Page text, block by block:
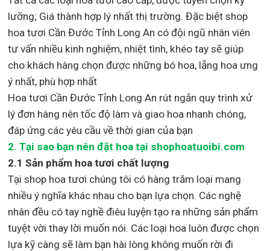
lưỡng; Giá thành hợp lý nhất thị trường. Đặc biệt shop
hoa tươi Cần Đước Tỉnh Long An có đội ngũ nhân viên
tư vấn nhiều kinh nghiệm, nhiệt tình, khéo tay sẽ giúp
cho khách hàng chọn được những bó hoa, lẵng hoa ưng
ý nhất, phù hợp nhất
Hoa tươi Cần Đước Tỉnh Long An rút ngắn quy trình xử
lý đơn hàng nên tốc độ làm và giao hoa nhanh chóng,
đáp ứng các yêu cầu về thời gian của bạn
2. Tại sao bạn nên đặt hoa tại shophoatuoibi.com
2.1 Sản phẩm hoa tươi chất lượng
Tại shop hoa tươi chúng tôi có hàng trăm loại mang
nhiều ý nghĩa khác nhau cho bạn lựa chọn. Các nghệ
nhân đều có tay nghề điêu luyện tạo ra những sản phẩm
tuyệt vời thay lời muốn nói. Các loại hoa luôn được chọn
lựa kỹ càng sẽ làm bạn hài lòng không muốn rời đi